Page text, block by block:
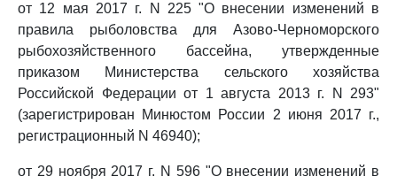
от 12 мая 2017 г. N 225 "О внесении изменений в
правила рыболовства для Азово-Черноморского
рыбохозяйственного бассейна, утвержденные
приказом Министерства сельского хозяйства
Российской Федерации от 1 августа 2013 г. N 293"
(зарегистрирован Минюстом России 2 июня 2017 г.,
регистрационный N 46940);
от 29 ноября 2017 г. N 596 "О внесении изменений в